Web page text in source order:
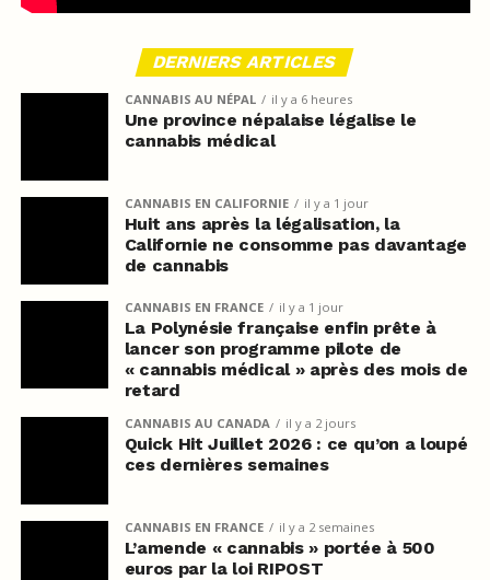
DERNIERS ARTICLES
CANNABIS AU NÉPAL il y a 6 heures
Une province népalaise légalise le
cannabis médical
CANNABIS EN CALIFORNIE il y a 1 jour
Huit ans après la légalisation, la
Californie ne consomme pas davantage
de cannabis
CANNABIS EN FRANCE il y a 1 jour
La Polynésie française enfin prête à
lancer son programme pilote de
« cannabis médical » après des mois de
retard
CANNABIS AU CANADA il y a 2 jours
Quick Hit Juillet 2026 : ce qu’on a loupé
ces dernières semaines
CANNABIS EN FRANCE il y a 2 semaines
L’amende « cannabis » portée à 500
euros par la loi RIPOST